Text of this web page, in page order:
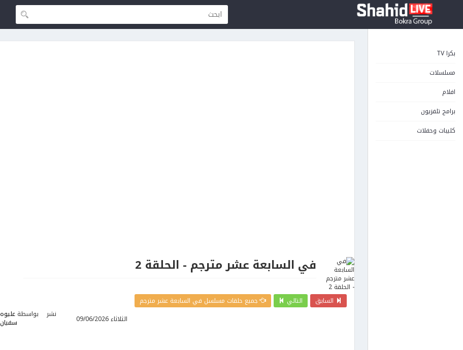
بكرا TV
مسلسلات
افلام
برامج تلفزيون
كليبات وحفلات
في السابعة عشر مترجم - الحلقة 2
السابق التالي
جميع حلقات مسلسل في السابعة عشر مترجم
نشر
الثلاثاء 09/06/2026 بواسطة عليوه
سفيان